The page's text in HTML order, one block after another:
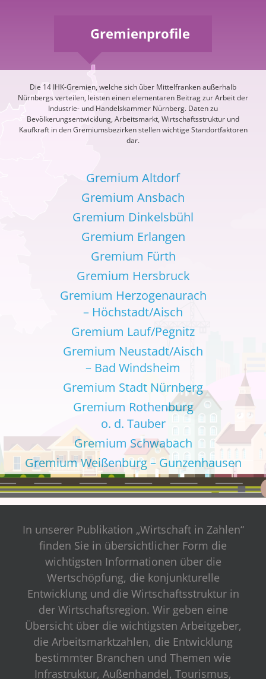
Gremienprofile
Die 14 IHK-Gremien, welche sich über Mittelfranken außerhalb
Nürnbergs verteilen, leisten einen elementaren Beitrag zur Arbeit der
Industrie- und Handelskammer Nürnberg. Daten zu
Bevölkerungsentwicklung, Arbeitsmarkt, Wirtschaftsstruktur und
Kaufkraft in den Gremiumsbezirken stellen wichtige Standortfaktoren
dar.
Gremium Altdorf
Gremium Ansbach
Gremium Dinkelsbühl
Gremium Erlangen
Gremium Fürth
Gremium Hersbruck
Gremium Herzogenaurach
– Höchstadt/Aisch
Gremium Lauf/Pegnitz
Gremium Neustadt/Aisch
– Bad Windsheim
Gremium Stadt Nürnberg
Gremium Rothenburg
o. d. Tauber
Gremium Schwabach
Gremium Weißenburg – Gunzenhausen
In unserer Publikation „Wirtschaft in Zahlen“
finden Sie in übersichtlicher Form die
wichtigsten Informationen über die
Wertschöpfung, die konjunkturelle
Entwicklung und die Wirtschaftsstruktur in
der Wirtschaftsregion. Wir geben eine
Übersicht über die wichtigsten Arbeitgeber,
die Arbeitsmarktzahlen, die Entwicklung
bestimmter Branchen und Themen wie
Infrastruktur, Außenhandel, Tourismus,